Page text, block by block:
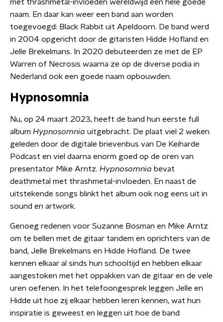
met thrashmetal-invloeden wereldwijd een hele goede
naam. En daar kan weer een band aan worden
toegevoegd: Black Rabbit uit Apeldoorn. De band werd
in 2004 opgericht door de gitaristen Hidde Hofland en
Jelle Brekelmans. In 2020 debuteerden ze met de EP
Warren of Necrosis waarna ze op de diverse podia in
Nederland ook een goede naam opbouwden.
Hypnosomnia
Nu, op 24 maart 2023, heeft de band hun eerste full
album Hypnosomnia uitgebracht. De plaat viel 2 weken
geleden door de digitale brievenbus van De Keiharde
Pödcast en viel daarna enorm goed op de oren van
presentator Mike Arntz. Hypnosomnia bevat
deathmetal met thrashmetal-invloeden. En naast de
uitstekende songs blinkt het album ook nog eens uit in
sound en artwork.
Genoeg redenen voor Suzanne Bosman en Mike Arntz
om te bellen met de gitaar tandem en oprichters van de
band, Jelle Brekelmans en Hidde Hofland. De twee
kennen elkaar al sinds hun schooltijd en hebben elkaar
aangestoken met het oppakken van de gitaar en de vele
uren oefenen. In het telefoongesprek leggen Jelle en
Hidde uit hoe zij elkaar hebben leren kennen, wat hun
inspiratie is geweest en leggen uit hoe de band